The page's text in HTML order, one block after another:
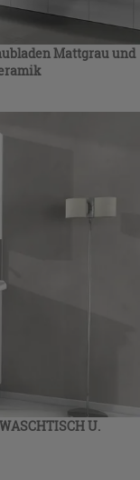
Mattgrau und
U.